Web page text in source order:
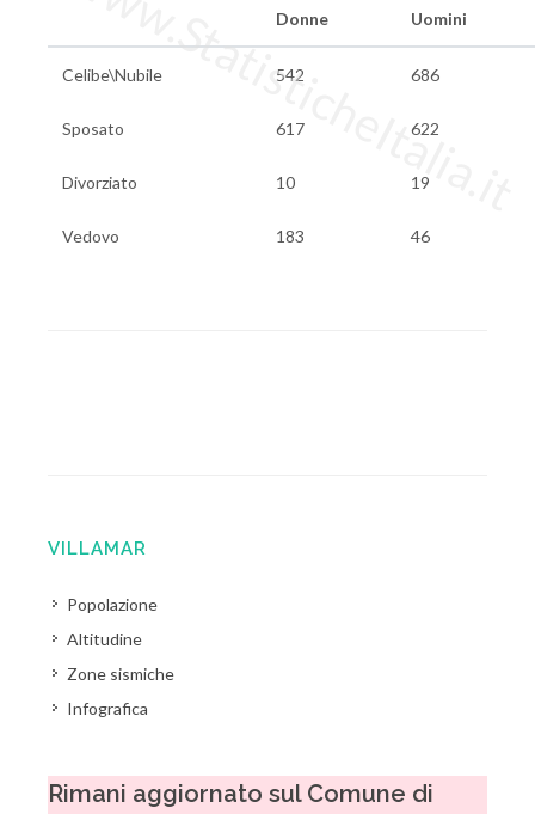
Donne Uomini
Celibe\Nubile 542 686
Sposato 617 622
Divorziato 10 19
Vedovo 183 46
www.StatisticheItalia.it
VILLAMAR
Popolazione
Altitudine
Zone sismiche
Infografica
Rimani aggiornato sul Comune di